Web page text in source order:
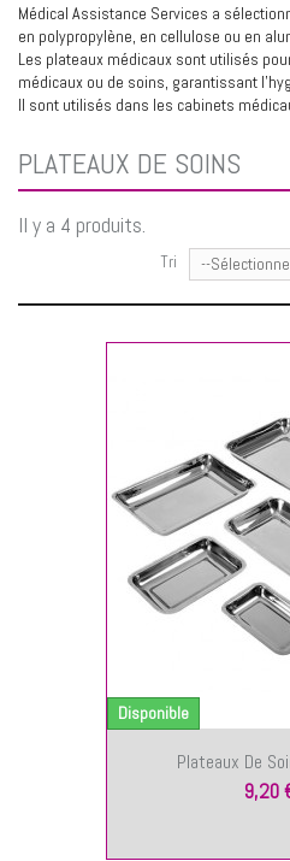
Médical Assistance Services a
en polypropylène, en cellulose ou en
Les plateaux médicaux sont utilisés
médicaux ou de soins, garantissant
Il sont utilisés dans les cabinets
PLATEAUX DE SOINS
Il y a 4 produits.
Tri
Plateaux De
9,20
Disponible